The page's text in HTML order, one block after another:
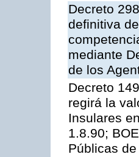
Decreto
definitiva
mediante
de los
Decreto
regirá la
Insulares
1.8.90;
Públicas